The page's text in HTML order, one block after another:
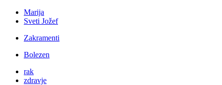
Marija
Sveti Jožef
Zakramenti
Bolezen
rak
zdravje